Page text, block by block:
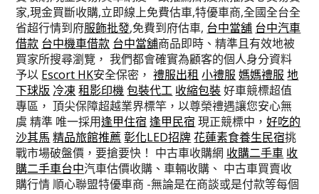
家,現金買斷收購,立即線上免費估車,特優車商,全國全台全
省超行情到府服飾批發,免費到府估車, 台中當舖 台中汽車
借款 台中機車借款 台中當舖商品即時、精準且有效地被
買家所搜尋瀏覽， 我們都會確實為顧客的個人身分資料
予以 Escort HK安全保密，禮服出租 小禮服 媽媽禮服 地
下球版 冷凍 租影印機 包裝代工 收縮包裝好車競標超值
專區， 頂尖保障超越業界標竿，以尊榮禮遇讓您安心無
虞 精準 唯一採用逢甲住宿 逢甲民宿 現正競標中，好吃的
沙其馬 精品旅館推薦 彰化LED招牌 花蓮素食養生民宿挑
戰市場破盤價，要搶要快！ 中古車收購網 收購二手車 收
購二手車台中汽車估價收購、車輛收購、 中古車買賣收
購行情 順心聯盟特優車商 -無論是在商談或是付款等每個